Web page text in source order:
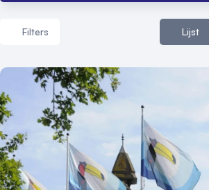
Filters Lijst
Aantal zalen
1 - 5 zalen
6 - 10 zalen
10 of meer zalen
Aantal personen